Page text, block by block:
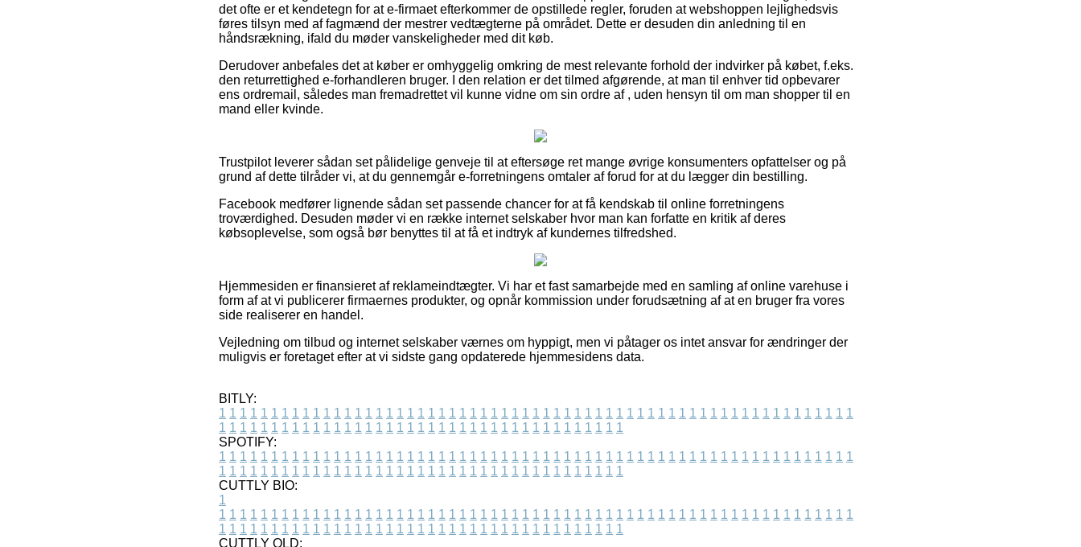
det ofte er et kendetegn for at e-firmaet efterkommer de opstillede regler, foruden at webshoppen lejlighedsvis
føres tilsyn med af fagmænd der mestrer vedtægterne på området. Dette er desuden din anledning til en
håndsrækning, ifald du møder vanskeligheder med dit køb.
Derudover anbefales det at køber er omhyggelig omkring de mest relevante forhold der indvirker på købet, f.eks.
den returrettighed e-forhandleren bruger. I den relation er det tilmed afgørende, at man til enhver tid opbevarer
ens ordremail, således man fremadrettet vil kunne vidne om sin ordre af , uden hensyn til om man shopper til en
mand eller kvinde.
Trustpilot leverer sådan set pålidelige genveje til at eftersøge ret mange øvrige konsumenters opfattelser og på
grund af dette tilråder vi, at du gennemgår e-forretningens omtaler af forud for at du lægger din bestilling.
Facebook medfører lignende sådan set passende chancer for at få kendskab til online forretningens
troværdighed. Desuden møder vi en række internet selskaber hvor man kan forfatte en kritik af deres
købsoplevelse, som også bør benyttes til at få et indtryk af kundernes tilfredshed.
Hjemmesiden er finansieret af reklameindtægter. Vi har et fast samarbejde med en samling af online varehuse i
form af at vi publicerer firmaernes produkter, og opnår kommission under forudsætning af at en bruger fra vores
side realiserer en handel.
Vejledning om tilbud og internet selskaber værnes om hyppigt, men vi påtager os intet ansvar for ændringer der
muligvis er foretaget efter at vi sidste gang opdaterede hjemmesidens data.
BITLY:
1 1 1 1 1 1 1 1 1 1 1 1 1 1 1 1 1 1 1 1 1 1 1 1 1 1 1 1 1 1 1 1 1 1 1 1 1 1 1 1 1 1 1 1 1 1 1 1 1 1 1 1 1 1 1 1 1 1 1 1 1
1 1 1 1 1 1 1 1 1 1 1 1 1 1 1 1 1 1 1 1 1 1 1 1 1 1 1 1 1 1 1 1 1 1 1 1 1 1 1
SPOTIFY:
1 1 1 1 1 1 1 1 1 1 1 1 1 1 1 1 1 1 1 1 1 1 1 1 1 1 1 1 1 1 1 1 1 1 1 1 1 1 1 1 1 1 1 1 1 1 1 1 1 1 1 1 1 1 1 1 1 1 1 1 1
1 1 1 1 1 1 1 1 1 1 1 1 1 1 1 1 1 1 1 1 1 1 1 1 1 1 1 1 1 1 1 1 1 1 1 1 1 1 1
CUTTLY BIO:
1
1 1 1 1 1 1 1 1 1 1 1 1 1 1 1 1 1 1 1 1 1 1 1 1 1 1 1 1 1 1 1 1 1 1 1 1 1 1 1 1 1 1 1 1 1 1 1 1 1 1 1 1 1 1 1 1 1 1 1 1 1
1 1 1 1 1 1 1 1 1 1 1 1 1 1 1 1 1 1 1 1 1 1 1 1 1 1 1 1 1 1 1 1 1 1 1 1 1 1 1
CUTTLY OLD: